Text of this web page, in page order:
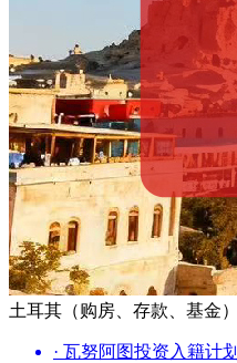
土耳其（购房、存款、基金）
· 瓦努阿图投资入籍计划